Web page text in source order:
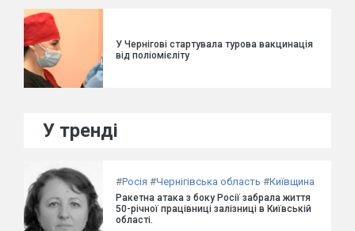
У Чернігові стартувала турова вакцинація
від поліомієліту
У тренді
#Росія #Чернігівська область #Київщина
Ракетна атака з боку Росії забрала життя
50-річної працівниці залізниці в Київській
області.